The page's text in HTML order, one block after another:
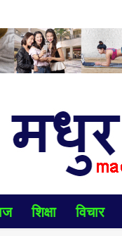
शिक्षा विचार